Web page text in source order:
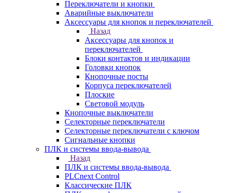
Переключатели и кнопки
Аварийные выключатели
Аксессуары для кнопок и переключателей
Назад
Аксессуары для кнопок и
переключателей
Блоки контактов и индикации
Головки кнопок
Кнопочные посты
Корпуса переключателей
Плоские
Световой модуль
Кнопочные выключатели
Селекторные переключатели
Селекторные переключатели с ключом
Сигнальные кнопки
ПЛК и системы ввода-вывода
Назад
ПЛК и системы ввода-вывода
PLCnext Control
Классические ПЛК